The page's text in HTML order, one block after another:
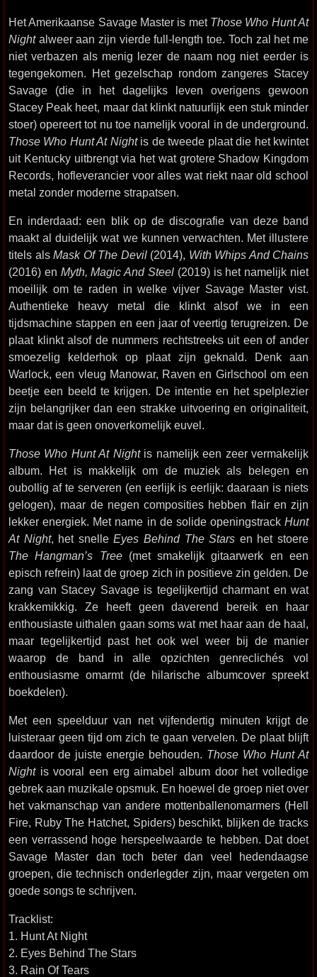
Het Amerikaanse Savage Master is met Those Who Hunt At
Nightalweer aan zijn vierde full-length toe. Toch zal het me
niet verbazen als menig lezer de naam nog niet eerder is
tegengekomen. Het gezelschap rondom zangeres Stacey
Savage (die in het dagelijks leven overigens gewoon
Stacey Peak heet, maar dat klinkt natuurlijk een stuk minder
stoer) opereert tot nu toe namelijk vooral in de underground.
Those Who Hunt At Nightis de tweede plaat die het kwintet
uit Kentucky uitbrengt via het wat grotere Shadow Kingdom
Records, hofleverancier voor alles wat riekt naar old school
metal zonder moderne strapatsen.
En inderdaad: een blik op de discografie van deze band
maakt al duidelijk wat we kunnen verwachten. Met illustere
titels als Mask Of The Devil(2014), With Whips And Chains
(2016) en Myth, Magic And Steel (2019) is het namelijk niet
moeilijk om te raden in welke vijver Savage Master vist.
Authentieke heavy metal die klinkt alsof we in een
tijdsmachine stappen en een jaar of veertig terugreizen. De
plaat klinkt alsof de nummers rechtstreeks uit een of ander
smoezelig kelderhok op plaat zijn geknald. Denk aan
Warlock, een vleug Manowar, Raven en Girlschool om een
beetje een beeld te krijgen. De intentie en het spelplezier
zijn belangrijker dan een strakke uitvoering en originaliteit,
maar dat is geen onoverkomelijk euvel.
Those Who Hunt At Nightis namelijk een zeer vermakelijk
album. Het is makkelijk om de muziek als belegen en
oubollig af te serveren (en eerlijk is eerlijk: daaraan is niets
gelogen), maar de negen composities hebben flair en zijn
lekker energiek. Met name in de solide openingstrack Hunt
At Night, het snelleEyes Behind The Stars en het stoere
The Hangman’s Tree(met smakelijk gitaarwerk en een
episch refrein) laat de groep zich in positieve zin gelden. De
zang van Stacey Savage is tegelijkertijd charmant en wat
krakkemikkig. Ze heeft geen daverend bereik en haar
enthousiaste uithalen gaan soms wat met haar aan de haal,
maar tegelijkertijd past het ook wel weer bij de manier
waarop de band in alle opzichten genreclichés vol
enthousiasme omarmt (de hilarische albumcover spreekt
boekdelen).
Met een speelduur van net vijfendertig minuten krijgt de
luisteraar geen tijd om zich te gaan vervelen. De plaat blijft
daardoor de juiste energie behouden. Those Who Hunt At
Nightis vooral een erg aimabel album door het volledige
gebrek aan muzikale opsmuk. En hoewel de groep niet over
het vakmanschap van andere mottenballenomarmers (Hell
Fire, Ruby The Hatchet, Spiders) beschikt, blijken de tracks
een verrassend hoge herspeelwaarde te hebben. Dat doet
Savage Master dan toch beter dan veel hedendaagse
groepen, die technisch onderlegder zijn, maar vergeten om
goede songs te schrijven.
Tracklist:
1. Hunt At Night
2. Eyes Behind The Stars
3. Rain Of Tears